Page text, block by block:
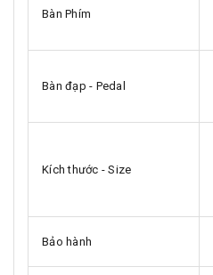
Bàn Phím
Bàn đạp - Pedal
Kích thước - Size
Bảo hành